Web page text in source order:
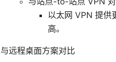
以太网 VPN 提供
高。
与远程桌面方案对比